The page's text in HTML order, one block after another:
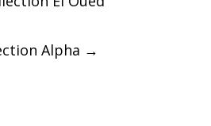
Alpha →